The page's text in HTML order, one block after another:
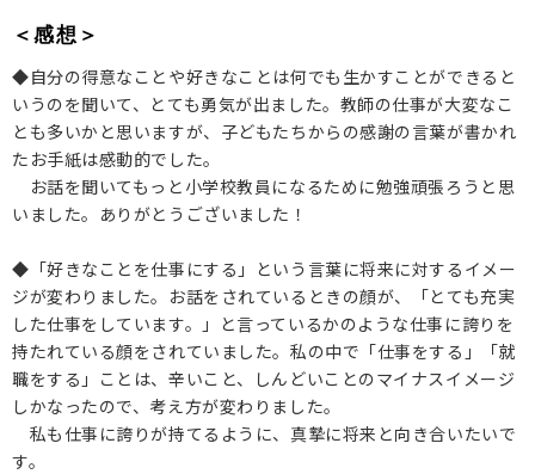
＜感想＞
◆自分の得意なことや好きなことは何でも生かすことができると
いうのを聞いて、とても勇気が出ました。教師の仕事が大変なこ
とも多いかと思いますが、子どもたちからの感謝の言葉が書かれ
たお手紙は感動的でした。
お話を聞いてもっと小学校教員になるために勉強頑張ろうと思
いました。ありがとうございました！
◆「好きなことを仕事にする」という言葉に将来に対するイメー
ジが変わりました。お話をされているときの顔が、「とても充実
した仕事をしています。」と言っているかのような仕事に誇りを
持たれている顔をされていました。私の中で「仕事をする」「就
職をする」ことは、辛いこと、しんどいことのマイナスイメージ
しかなったので、考え方が変わりました。
私も仕事に誇りが持てるように、真摯に将来と向き合いたいで
す。